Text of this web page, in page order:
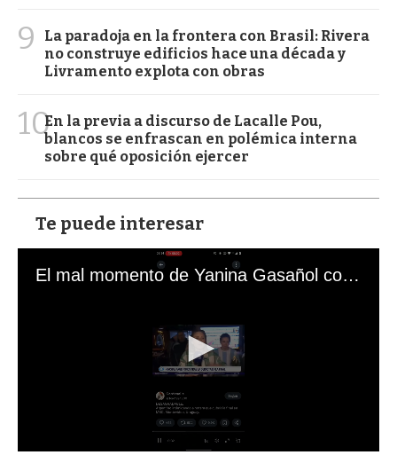
9
La paradoja en la frontera con Brasil: Rivera
no construye edificios hace una década y
Livramento explota con obras
10En la previa a discurso de Lacalle Pou,
blancos se enfrascan en polémica interna
sobre qué oposición ejercer
Te puede interesar
El mal momento de Yanina Gasañol con un hincha argentino en "Subrayado"